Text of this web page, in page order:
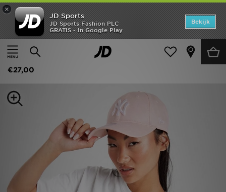
×
JD Sports
JD Sports Fashion PLC
GRATIS - In Google Play
Bekijk
Thuis
Dames Damesaccessoires Petten
New Era MLB New York Yankees 9FORTY Cap
€27,00
Home
Offers
Dames
Collecties
Voetbal